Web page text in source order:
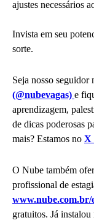
ajustes necessários
Invista em seu
sorte.
Seja nosso seguidor
(@nubevagas) e
aprendizagem,
de dicas poderosas
mais? Estamos no X
O Nube também
profissional de
www.nube.com.br/
gratuitos. Já